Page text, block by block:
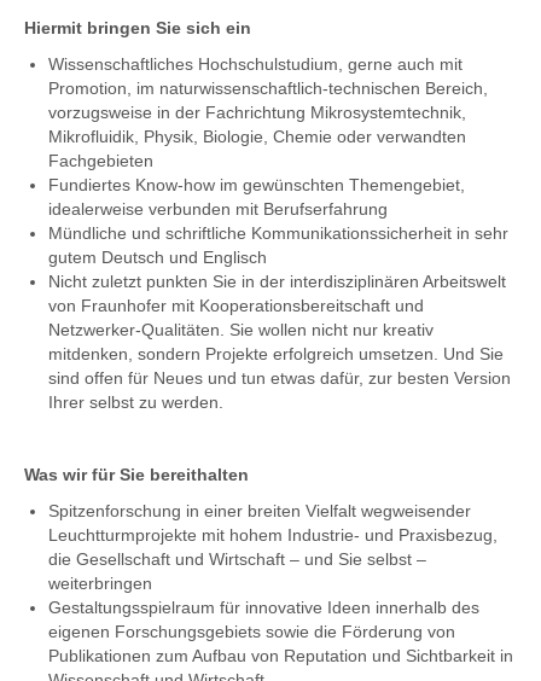
Hiermit bringen Sie sich ein
Wissenschaftliches Hochschulstudium, gerne auch mit
Promotion, im naturwissenschaftlich-technischen Bereich,
vorzugsweise in der Fachrichtung Mikrosystemtechnik,
Mikrofluidik, Physik, Biologie, Chemie oder verwandten
Fachgebieten
Fundiertes Know-how im gewünschten Themengebiet,
idealerweise verbunden mit Berufserfahrung
Mündliche und schriftliche Kommunikationssicherheit in sehr
gutem Deutsch und Englisch
Nicht zuletzt punkten Sie in der interdisziplinären Arbeitswelt
von Fraunhofer mit Kooperationsbereitschaft und
Netzwerker-Qualitäten. Sie wollen nicht nur kreativ
mitdenken, sondern Projekte erfolgreich umsetzen. Und Sie
sind offen für Neues und tun etwas dafür, zur besten Version
Ihrer selbst zu werden.
Was wir für Sie bereithalten
Spitzenforschung in einer breiten Vielfalt wegweisender
Leuchtturmprojekte mit hohem Industrie- und Praxisbezug,
die Gesellschaft und Wirtschaft – und Sie selbst –
weiterbringen
Gestaltungsspielraum für innovative Ideen innerhalb des
eigenen Forschungsgebiets sowie die Förderung von
Publikationen zum Aufbau von Reputation und Sichtbarkeit in